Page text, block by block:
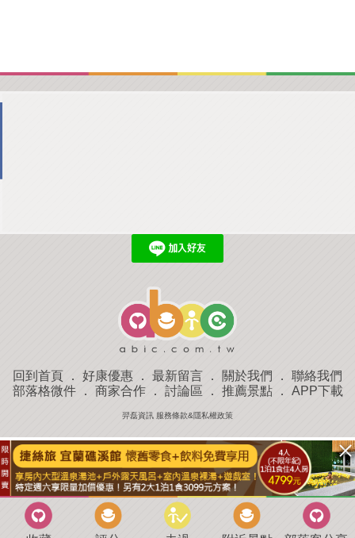
回到首頁 ． 好康優惠 ． 最新留言 ． 關於我們 ． 聯絡我們
部落格微件． 商家合作． 討論區 ． 推薦景點． APP下載
羿磊資訊 服務條款&隱私權政策